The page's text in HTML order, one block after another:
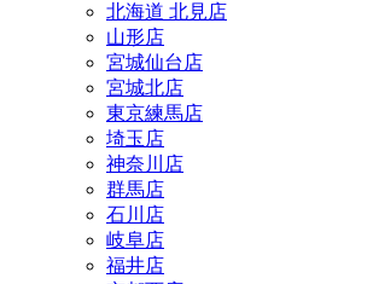
北海道 北見店
山形店
宮城仙台店
宮城北店
東京練馬店
埼玉店
神奈川店
群馬店
石川店
岐阜店
福井店